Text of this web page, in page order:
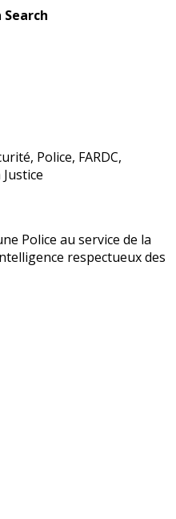
Search
Police, FARDC,
Police au service de la
respectueux des